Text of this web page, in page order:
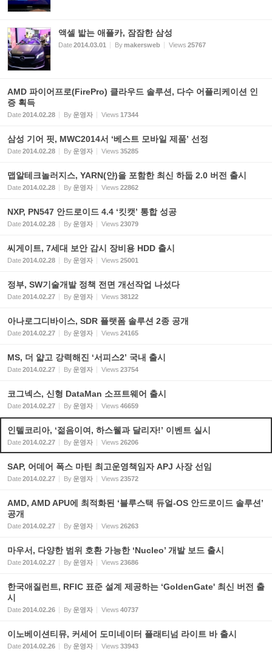
액셀 밟는 애플카, 잠잠한 삼성
Date2014.03.01 Bymakersweb Views 25767
AMD 파이어프로(FirePro) 클라우드 솔루션, 다수 어플리케이션 인
증 획득
Date2014.02.28 By 운영자 Views 17344
삼성 기어 핏, MWC2014서 ‘베스트 모바일 제품’ 선정
Date2014.02.28 By 운영자 Views 35285
맵알테크놀러지스, YARN(얀)을 포함한 최신 하둡 2.0 버전 출시
Date2014.02.28 By 운영자 Views 22862
NXP, PN547 안드로이드 4.4 ‘킷캣’ 통합 성공
Date2014.02.28 By 운영자 Views 23079
씨게이트, 7세대 보안 감시 장비용 HDD 출시
Date2014.02.28 By 운영자 Views 25001
정부, SW기술개발 정책 전면 개선작업 나섰다
Date2014.02.27 By 운영자 Views 38122
아나로그디바이스, SDR 플랫폼 솔루션 2종 공개
Date2014.02.27 By 운영자 Views 24165
MS, 더 얇고 강력해진 ‘서피스2’ 국내 출시
Date2014.02.27 By 운영자 Views 23754
코그넥스, 신형 DataMan 소프트웨어 출시
Date2014.02.27 By 운영자 Views 46659
인텔코리아, ‘젊음이여, 하스웰과 달리자!’ 이벤트 실시
Date2014.02.27 By 운영자 Views 26206
SAP, 어데어 폭스 마틴 최고운영책임자 APJ 사장 선임
Date2014.02.27 By 운영자 Views 23572
AMD, AMD APU에 최적화된 ‘블루스택 듀얼-OS 안드로이드 솔루션’
공개
Date2014.02.27 By 운영자 Views 26263
마우서, 다양한 범위 호환 가능한 ‘Nucleo’ 개발 보드 출시
Date2014.02.27 By 운영자 Views 23686
한국애질런트, RFIC 표준 설계 제공하는 ‘GoldenGate' 최신 버전 출
시
Date2014.02.26 By 운영자 Views 40737
이노베이션티뮤, 커세어 도미네이터 플래티넘 라이트 바 출시
Date2014.02.26 By 운영자 Views 33943